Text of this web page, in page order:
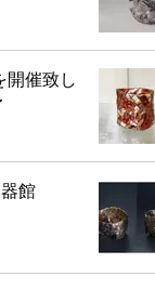
開催致し
館